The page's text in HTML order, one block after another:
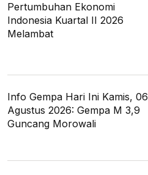
Pertumbuhan Ekonomi
Indonesia Kuartal II 2026
Melambat
Info Gempa Hari Ini Kamis, 06
Agustus 2026: Gempa M 3,9
Guncang Morowali